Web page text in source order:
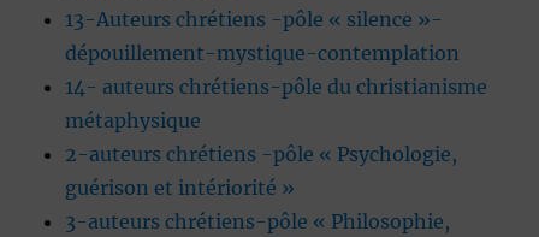
13-Auteurs chrétiens -pôle « silence »-
dépouillement-mystique-contemplation
14- auteurs chrétiens-pôle du christianisme
métaphysique
2-auteurs chrétiens -pôle « Psychologie,
guérison et intériorité »
3-auteurs chrétiens-pôle « Philosophie,